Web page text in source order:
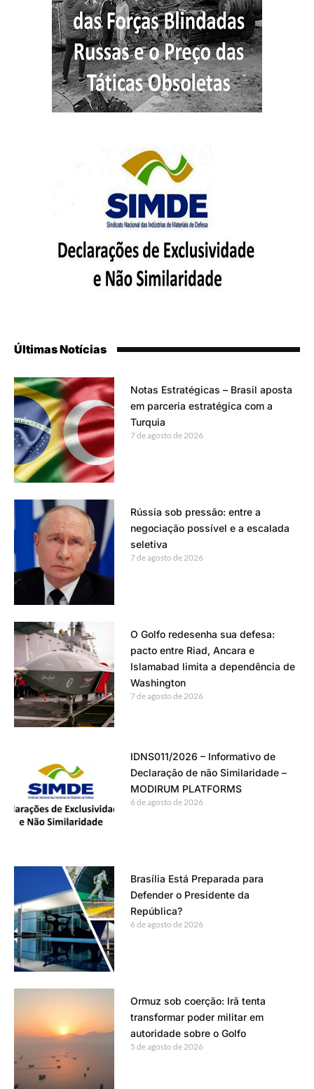
Últimas Notícias
Notas Estratégicas – Brasil aposta
em parceria estratégica com a
Turquia
7 de agosto de 2026
Rússia sob pressão: entre a
negociação possível e a escalada
seletiva
7 de agosto de 2026
O Golfo redesenha sua defesa:
pacto entre Riad, Ancara e
Islamabad limita a dependência de
Washington
7 de agosto de 2026
IDNS011/2026 – Informativo de
Declaração de não Similaridade –
MODIRUM PLATFORMS
6 de agosto de 2026
Brasília Está Preparada para
Defender o Presidente da
República?
6 de agosto de 2026
Ormuz sob coerção: Irã tenta
transformar poder militar em
autoridade sobre o Golfo
5 de agosto de 2026